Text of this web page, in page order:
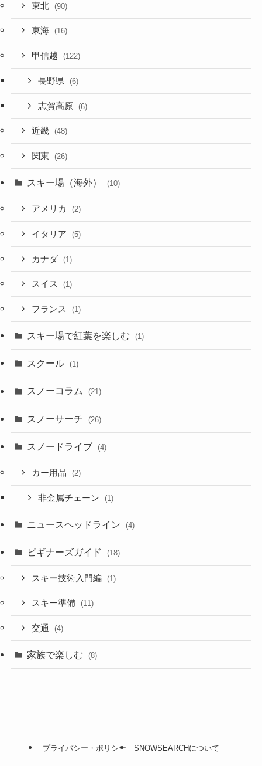
東北 (90)
東海 (16)
甲信越 (122)
長野県 (6)
志賀高原 (6)
近畿 (48)
関東 (26)
スキー場（海外） (10)
アメリカ (2)
イタリア (5)
カナダ (1)
スイス (1)
フランス (1)
スキー場で紅葉を楽しむ (1)
スクール (1)
スノーコラム (21)
スノーサーチ (26)
スノードライブ (4)
カー用品 (2)
非金属チェーン (1)
ニュースヘッドライン (4)
ビギナーズガイド (18)
スキー技術入門編 (1)
スキー準備 (11)
交通 (4)
家族で楽しむ (8)
プライバシー・ポリシー SNOWSEARCHについて